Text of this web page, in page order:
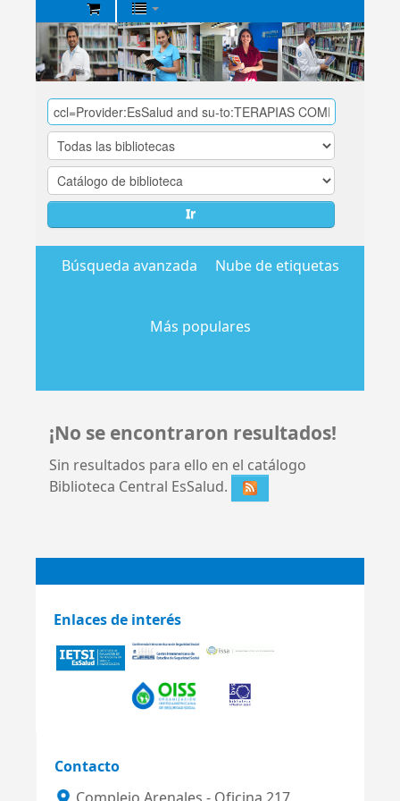
Biblioteca
Central
EsSalud
Ir
Búsqueda avanzada Nube de etiquetas
Más populares
¡No se encontraron resultados!
Sin resultados para ello en el catálogo
Biblioteca Central EsSalud.
Enlaces de interés
Contacto